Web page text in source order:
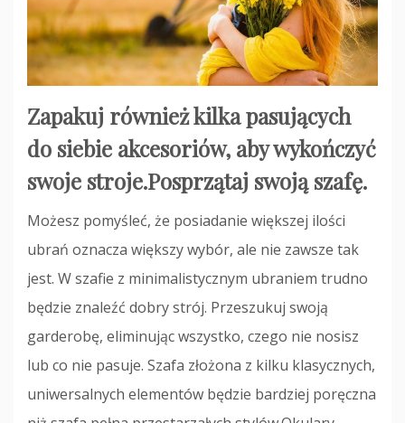
Zapakuj również kilka pasujących
do siebie akcesoriów, aby wykończyć
swoje stroje.Posprzątaj swoją szafę.
Możesz pomyśleć, że posiadanie większej ilości
ubrań oznacza większy wybór, ale nie zawsze tak
jest. W szafie z minimalistycznym ubraniem trudno
będzie znaleźć dobry strój. Przeszukuj swoją
garderobę, eliminując wszystko, czego nie nosisz
lub co nie pasuje. Szafa złożona z kilku klasycznych,
uniwersalnych elementów będzie bardziej poręczna